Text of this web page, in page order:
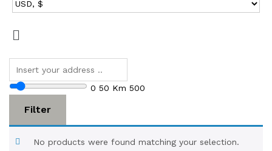
0 50 Km 500
Filter
No products were found matching your selection.